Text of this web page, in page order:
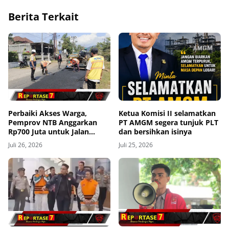
Berita Terkait
Perbaiki Akses Warga,
Pemprov NTB Anggarkan
Rp700 Juta untuk Jalan
Kediri-Kuripan
Juli 26, 2026
Ketua Komisi II selamatkan
PT AMGM segera tunjuk PLT
dan bersihkan isinya
Juli 25, 2026